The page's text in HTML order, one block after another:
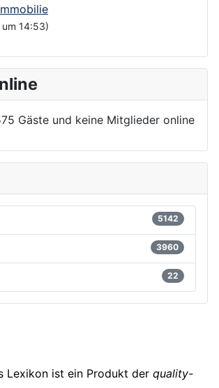
14:53)
Gäste und keine Mitglieder online
5142
3960
22
Lexikon ist ein Produkt der quality-